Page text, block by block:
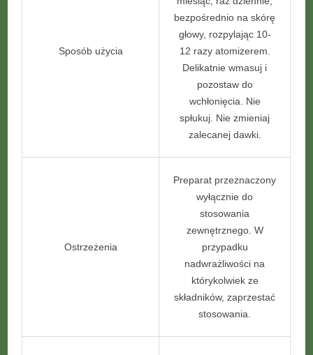
Sposób użycia
bezpośrednio na skórę
głowy, rozpylając 10-
12 razy atomizerem.
Delikatnie wmasuj i
pozostaw do
wchłonięcia. Nie
spłukuj. Nie zmieniaj
zalecanej dawki.
Ostrzeżenia
Preparat przeznaczony
wyłącznie do
stosowania
zewnętrznego. W
przypadku
nadwrażliwości na
którykolwiek ze
składników, zaprzestać
stosowania.